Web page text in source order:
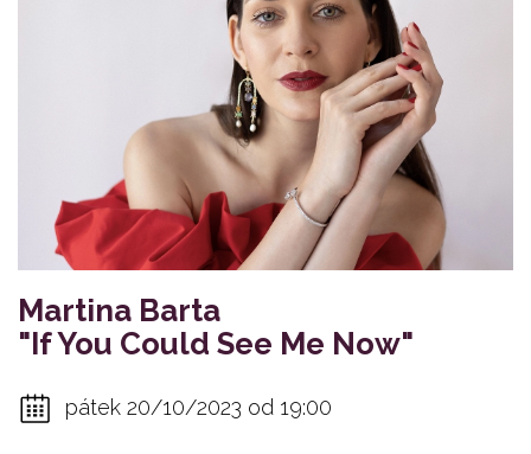
Martina Barta
"If You Could See Me Now"
pátek 20/10/2023 od 19:00